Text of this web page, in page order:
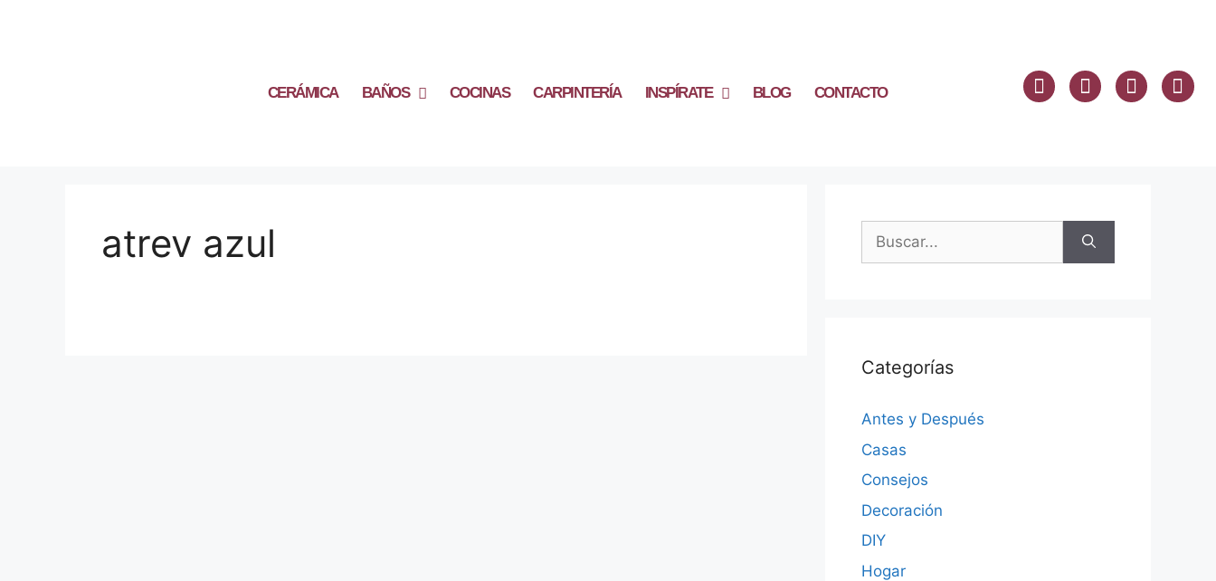
CERÁMICA BAÑOS COCINAS CARPINTERÍA INSPÍRATE BLOG CONTACTO
atrev azul
Categorías
Antes y Después
Casas
Consejos
Decoración
DIY
Hogar